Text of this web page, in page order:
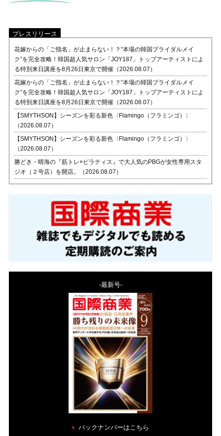
プレスリリース
花嫁からの「ご指名」が止まらない！？“本場の韓国ブライダルメイ
ク”を完全攻略！韓国超人気サロン「JOY187」トップアーティストによ
る特別来日講座を8月26日東京で開催（2026.08.07）
花嫁からの「ご指名」が止まらない！？“本場の韓国ブライダルメイ
ク”を完全攻略！韓国超人気サロン「JOY187」トップアーティストによ
る特別来日講座を8月26日東京で開催（2026.08.07）
【SMYTHSON】シーズンを彩る新色〈Flamingo（フラミンゴ）〉
（2026.08.07）
【SMYTHSON】シーズンを彩る新色〈Flamingo（フラミンゴ）〉
（2026.08.07）
勝どき・晴海の『筋トレ×ピラティス』で大人気のPBGが女性専用スタ
ジオ（２号店）を開店。（2026.08.07）
-最新号-
バックナンバーはこちら